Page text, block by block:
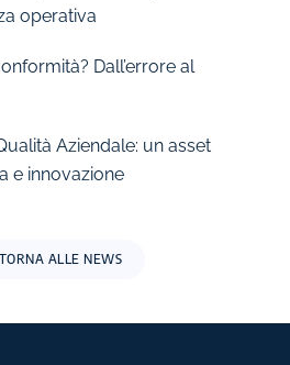
operativa
Dall’errore al
Aziendale: un asset
e innovazione
TORNA ALLE NEWS